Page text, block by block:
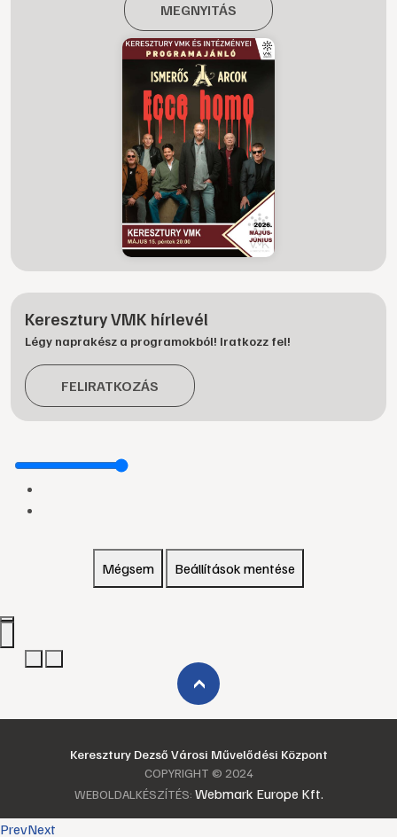
MEGNYITÁS
Keresztury VMK hírlevél
Légy naprakész a programokból! Iratkozz fel!
FELIRATKOZÁS
Mégsem Beállítások mentése
›
Keresztury Dezső Városi Művelődési Központ
COPYRIGHT © 2024
WEBOLDALKÉSZÍTÉS: Webmark Europe Kft.
PrevNext